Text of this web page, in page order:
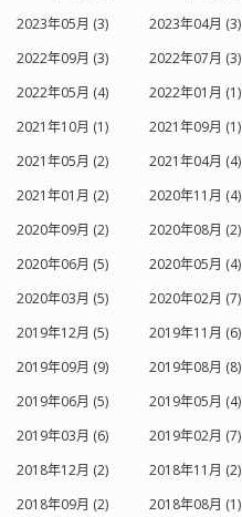
2023年05月 (3)
2023年04月 (3)
2022年09月 (3)
2022年07月 (3)
2022年05月 (4)
2022年01月 (1)
2021年10月 (1)
2021年09月 (1)
2021年05月 (2)
2021年04月 (4)
2021年01月 (2)
2020年11月 (4)
2020年09月 (2)
2020年08月 (2)
2020年06月 (5)
2020年05月 (4)
2020年03月 (5)
2020年02月 (7)
2019年12月 (5)
2019年11月 (6)
2019年09月 (9)
2019年08月 (8)
2019年06月 (5)
2019年05月 (4)
2019年03月 (6)
2019年02月 (7)
2018年12月 (2)
2018年11月 (2)
2018年09月 (2)
2018年08月 (1)